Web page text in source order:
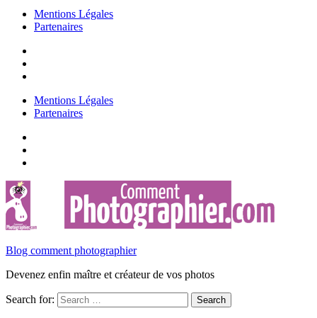
Mentions Légales
Partenaires
Mentions Légales
Partenaires
Blog comment photographier
Devenez enfin maître et créateur de vos photos
Search for: